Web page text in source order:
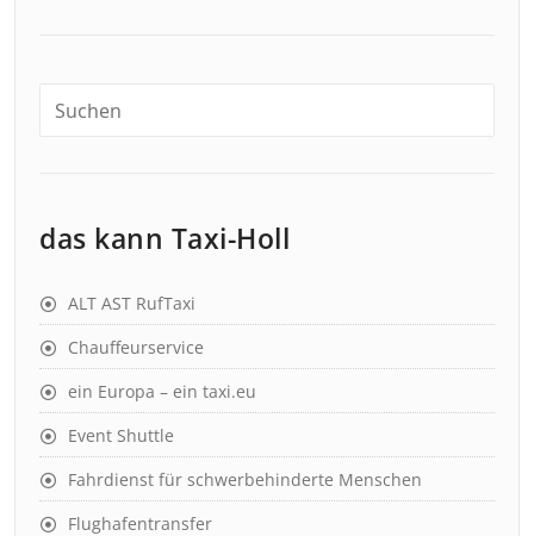
das kann Taxi-Holl
ALT AST RufTaxi
Chauffeurservice
ein Europa – ein taxi.eu
Event Shuttle
Fahrdienst für schwerbehinderte Menschen
Flughafentransfer